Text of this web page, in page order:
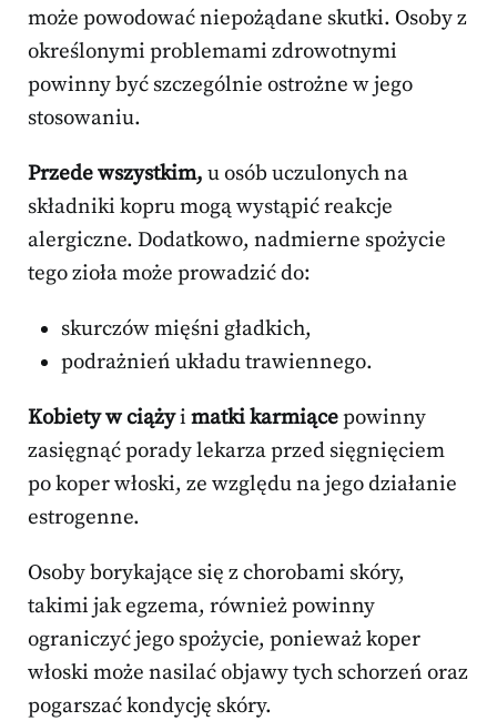
może powodować niepożądane skutki. Osoby z
określonymi problemami zdrowotnymi
powinny być szczególnie ostrożne w jego
stosowaniu.
Przede wszystkim, u osób uczulonych na
składniki kopru mogą wystąpić reakcje
alergiczne. Dodatkowo, nadmierne spożycie
tego zioła może prowadzić do:
skurczów mięśni gładkich,
podrażnień układu trawiennego.
Kobiety w ciążyi matki karmiącepowinny
zasięgnąć porady lekarza przed sięgnięciem
po koper włoski, ze względu na jego działanie
estrogenne.
Osoby borykające się z chorobami skóry,
takimi jak egzema, również powinny
ograniczyć jego spożycie, ponieważ koper
włoski może nasilać objawy tych schorzeń oraz
pogarszać kondycję skóry.